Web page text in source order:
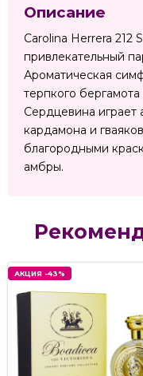
Описание
Carolina Herrera 212
привлекательный
Ароматическая
терпкого
Сердцевина играет
кардамона и
благородными
амбры.
АКЦИЯ -43%